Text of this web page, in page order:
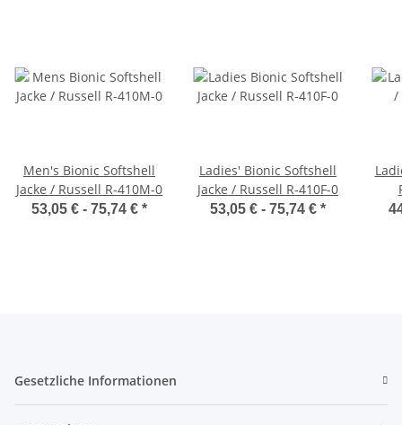
Men's Bionic Softshell
Jacke / Russell R-410M-0
53,05 € - 75,74 € *
Ladies' Bionic Softshell
Jacke / Russell R-410F-0
53,05 € - 75,74 € *
Gesetzliche Informationen